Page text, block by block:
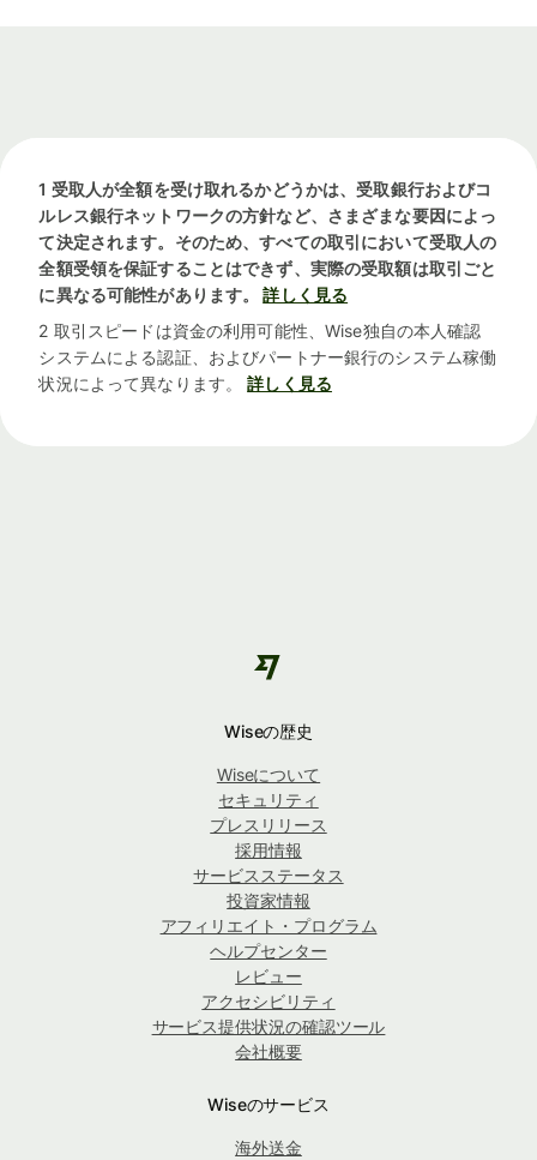
1 受取人が全額を受け取れるかどうかは、受取銀行およびコ
ルレス銀行ネットワークの方針など、さまざまな要因によっ
て決定されます。そのため、すべての取引において受取人の
全額受領を保証することはできず、実際の受取額は取引ごと
に異なる可能性があります。
詳しく見る
2 取引スピードは資金の利用可能性、Wise独自の本人確認
システムによる認証、およびパートナー銀行のシステム稼働
状況によって異なります。
詳しく見る
Wiseの歴史
Wiseについて
セキュリティ
プレスリリース
採用情報
サービスステータス
投資家情報
アフィリエイト・プログラム
ヘルプセンター
レビュー
アクセシビリティ
サービス提供状況の確認ツール
会社概要
Wiseのサービス
海外送金